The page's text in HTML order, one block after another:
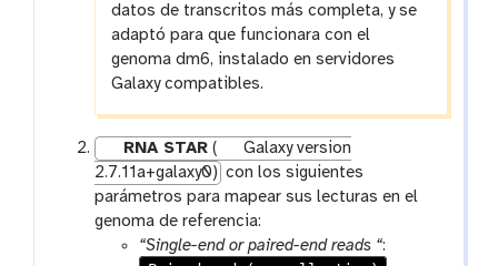
datos de transcritos más completa, y se
adaptó para que funcionara con el
genoma dm6, instalado en servidores
Galaxy compatibles.
RNA STAR(
Galaxy version
2.7.11a+galaxy0) con los siguientes
parámetros para mapear sus lecturas en el
genoma de referencia:
“Single-end or paired-end reads “: